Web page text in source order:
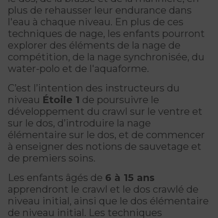
pour enfants
Inscriptions prioritaires : 17 août |
Inscriptions générales : 19 août
DEVENIR MEMBRE
Abonnement
ACTIVITÉS PHYSIQUES
Gym
Cours de groupe
Découvrir Kanawana
Installations
Notre équipe
Guide des parents
Expérience internationale
L'histoire de Kanawana
Ancien.ne.s de Kanawana
Trouver un camp de vacances
Inscriptions prioritaires : 17 août |
Inscriptions générales : 19 août
INTERVENTION ET PRÉVENTION
Prévention des dépendances
PERSÉVÉRANCE SCOLAIRE
Soutien aux familles
Prévention du décrochage scolaire
CERTIFICATIONS PHYSIQUES
Entraînement privé
Entraînement de groupe
Entraînement pour aîné.e.s
Aquaforme
Formation continue
Voir tout
Sauvetage
Secourisme et RCR
RÉINTÉGRATION COMMUNAUTAIRE
Réinsertion sociale
Travaux compensatoires
Travail alternatif journalier
Voir tout
TRAVAIL DE RUE ET DE MILIEU
Dans la rue
À YUL Montréal-Trudeau
plus de rehausser leur endurance dans
l'eau à chaque niveau. En plus de ces
techniques de nage, les enfants pourront
explorer des éléments de la nage de
compétition, de la nage synchronisée, du
water-polo et de l'aquaforme.
C’est l’intention des instructeurs du
niveau Étoile 1 de poursuivre le
développement du crawl sur le ventre et
sur le dos, d’introduire la nage
élémentaire sur le dos, et de commencer
à enseigner des notions de sauvetage et
de premiers soins.
Les enfants âgés de 6 à 15 ans
apprendront le crawl et le dos crawlé de
niveau initial, ainsi que le dos élémentaire
de niveau initial. Les techniques